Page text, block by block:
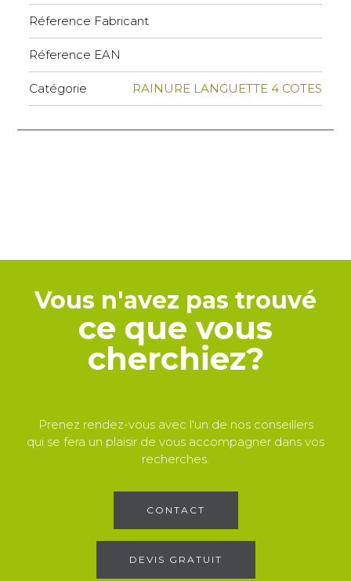
Réference Fabricant
Réference EAN
Catégorie RAINURE LANGUETTE 4 COTES
Vous n'avez pas trouvé
ce que vous
cherchiez?
Prenez rendez-vous avec l'un de nos conseillers
qui se fera un plaisir de vous accompagner dans vos
recherches.
CONTACT
DEVIS GRATUIT